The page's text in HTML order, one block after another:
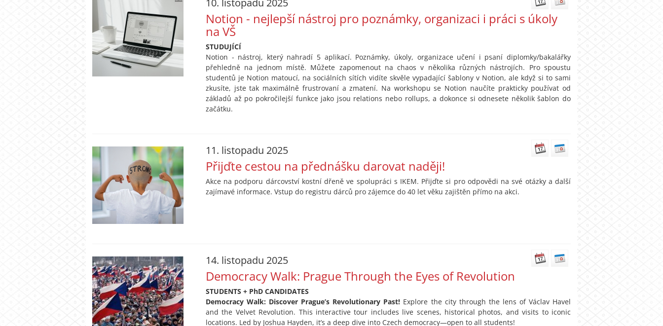
10. listopadu 2025
Notion - nejlepší nástroj pro poznámky, organizaci i práci s úkoly
na VŠ
STUDUJÍCÍ
Notion - nástroj, který nahradí 5 aplikací. Poznámky, úkoly, organizace učení i psaní diplomky/bakalářky
přehledně na jednom místě. Můžete zapomenout na chaos v několika různých nástrojích. Pro spoustu
studentů je Notion matoucí, na sociálních sítích vidíte skvěle vypadající šablony v Notion, ale když si to sami
zkusíte, jste tak maximálně frustrovaní a zmatení. Na workshopu se Notion naučíte prakticky používat od
základů až po pokročilejší funkce jako jsou relations nebo rollups, a dokonce si odnesete několik šablon do
začátku.
11. listopadu 2025
Přijďte cestou na přednášku darovat naději!
Akce na podporu dárcovství kostní dřeně ve spolupráci s IKEM. Přijďte si pro odpovědi na své otázky a další
zajímavé informace. Vstup do registru dárců pro zájemce do 40 let věku zajištěn přímo na akci.
14. listopadu 2025
Democracy Walk: Prague Through the Eyes of Revolution
STUDENTS + PhD CANDIDATES
Democracy Walk: Discover Prague’s Revolutionary Past! Explore the city through the lens of Václav Havel
and the Velvet Revolution. This interactive tour includes live scenes, historical photos, and visits to iconic
locations. Led by Joshua Hayden, it’s a deep dive into Czech democracy—open to all students!